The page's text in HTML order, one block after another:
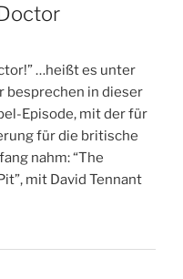
…heißt es unter
besprechen in dieser
Episode, mit der für
für die britische
nahm: “The
mit David Tennant